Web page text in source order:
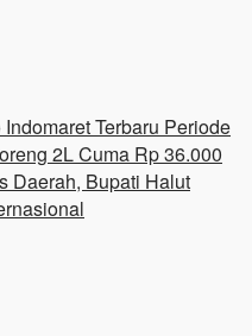
Terbaru Periode
2L Cuma Rp 36.000
Daerah, Bupati Halut